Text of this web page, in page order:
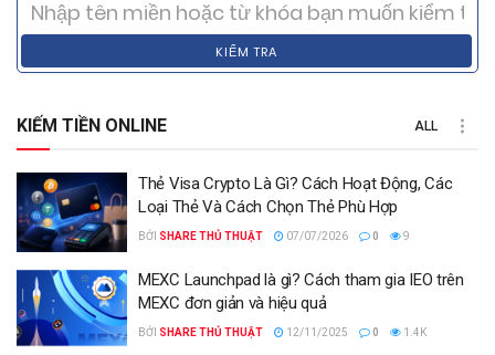
KIỂM TRA
KIẾM TIỀN ONLINE ALL
Thẻ Visa Crypto Là Gì? Cách Hoạt Động, Các
Loại Thẻ Và Cách Chọn Thẻ Phù Hợp
BỞI SHARE THỦ THUẬT 07/07/2026 0 9
MEXC Launchpad là gì? Cách tham gia IEO trên
MEXC đơn giản và hiệu quả
BỞI SHARE THỦ THUẬT 12/11/2025 0 1.4K